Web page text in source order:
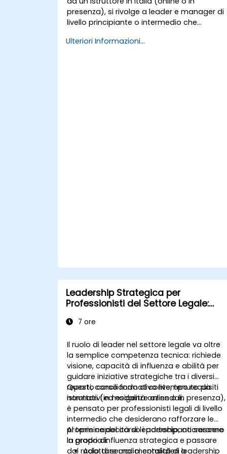
presenza), si rivolge a leader e manager di
livello principiante o intermedio che
migliorare l’engagement del team, il
Ulteriori Informazioni...
Leadership Strategica per
Professionisti del Settore Legale:
Aziendale
7 ore
Il ruolo di leader nel settore legale va oltre
la semplice competenza tecnica: richiede
visione, capacità di influenza e abilità per
guidare iniziative strategiche tra i diversi
reparti, conciliando al contempo requisiti
normativi ed esigenze aziendali.
Questo corso formativo live, tenuto da
istruttori (in modalità online o in presenza),
è pensato per professionisti legali di livello
intermedio che desiderano rafforzare le
proprie capacità di leadership, accrescere
la propria influenza strategica e passare
dal ruolo di semplici consiglieri a
Al termine del corso i partecipanti saranno
in grado di:
Adottare una mentalità di leadership